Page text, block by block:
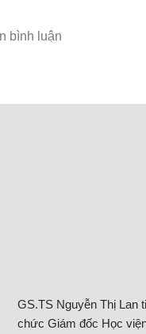
GS.TS Nguyễn Thị Lan
chức Giám đốc Học